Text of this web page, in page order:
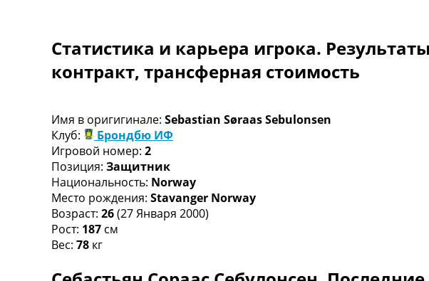
Англия. Премьер Лига
Испания. Ла Лига
Другие Турниры >>>
Таблицы групп Чемпионата Мира
Украина. Премьер-Лига
Украина. Первая Лига
Лига Чемпионов. Таблицы групп
Англия. Премьер-Лига
Испания. Ла Лига
Все таблицы >>>
Рейтинги
Рейтинг ФИФА
Статистика и карьера игрока.
контракт, трансферная стоимость
Имя в оригигинале: Sebastian Søraas Sebulonsen
Клуб:
Брондбю ИФ
Игровой номер: 2
Позиция: Защитник
Национальность: Norway
Место рождения: Stavanger Norway
Возраст: 26(27 Января 2000)
Рост: 187 см
Вес: 78 кг